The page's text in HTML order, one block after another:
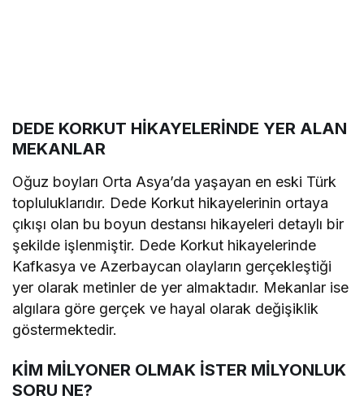
DEDE KORKUT HİKAYELERİNDE YER ALAN
MEKANLAR
Oğuz boyları Orta Asya’da yaşayan en eski Türk
topluluklarıdır. Dede Korkut hikayelerinin ortaya
çıkışı olan bu boyun destansı hikayeleri detaylı bir
şekilde işlenmiştir. Dede Korkut hikayelerinde
Kafkasya ve Azerbaycan olayların gerçekleştiği
yer olarak metinler de yer almaktadır. Mekanlar ise
algılara göre gerçek ve hayal olarak değişiklik
göstermektedir.
KİM MİLYONER OLMAK İSTER MİLYONLUK
SORU NE?